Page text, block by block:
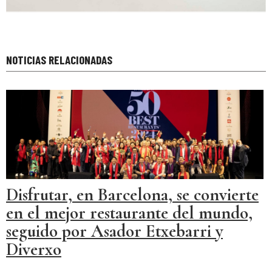
NOTICIAS RELACIONADAS
Disfrutar, en Barcelona, se convierte
en el mejor restaurante del mundo,
seguido por Asador Etxebarri y
Diverxo